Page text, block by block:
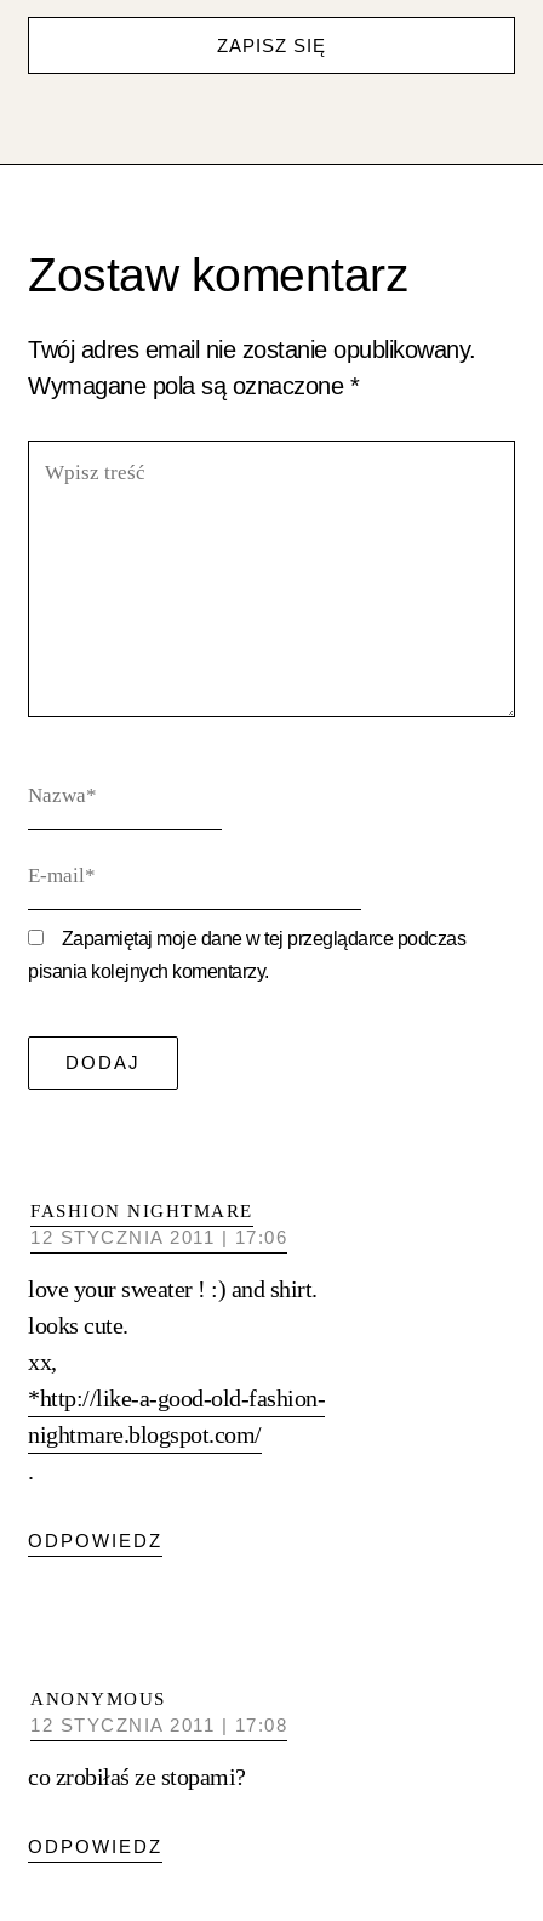
ZAPISZ SIĘ
FASHION NIGHTMARE
12 STYCZNIA 2011 | 17:06
love your sweater ! :) and shirt.
looks cute.
xx,
*http://like-a-good-old-fashion-
nightmare.blogspot.com/
.
ODPOWIEDZ
ANONYMOUS
12 STYCZNIA 2011 | 17:08
co zrobiłaś ze stopami?
ODPOWIEDZ
Zostaw komentarz
Twój adres email nie zostanie opublikowany.
Wymagane pola są oznaczone *
treść
mail*
Zapamiętaj moje dane w tej przeglądarce podczas
pisania kolejnych komentarzy.